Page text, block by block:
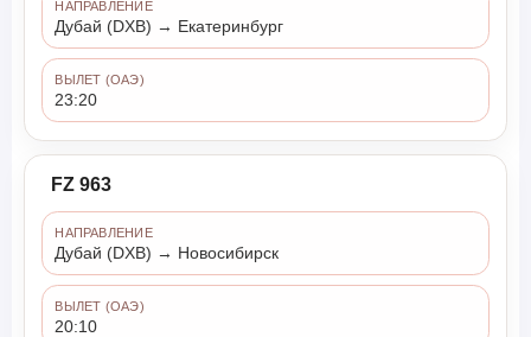
НАПРАВЛЕНИЕ
Дубай (DXB) → Екатеринбург
ВЫЛЕТ (ОАЭ)
23:20
FZ 963
НАПРАВЛЕНИЕ
Дубай (DXB) → Новосибирск
ВЫЛЕТ (ОАЭ)
20:10